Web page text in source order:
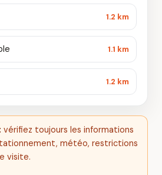
1.2 km
1.1 km
1.2 km
vérifiez toujours les informations
météo, restrictions
visite.